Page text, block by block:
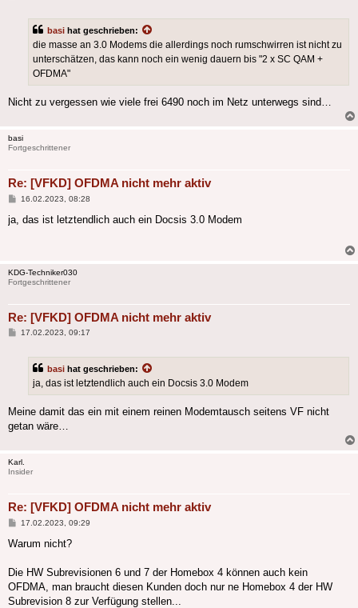
basi hat geschrieben:
die masse an 3.0 Modems die allerdings noch rumschwirren ist nicht zu
unterschätzen, das kann noch ein wenig dauern bis "2 x SC QAM +
OFDMA"
Nicht zu vergessen wie viele frei 6490 noch im Netz unterwegs sind…
basi
Fortgeschrittener
Re: [VFKD] OFDMA nicht mehr aktiv
Beitrag
16.02.2023, 08:28
ja, das ist letztendlich auch ein Docsis 3.0 Modem
KDG-Techniker030
Fortgeschrittener
Re: [VFKD] OFDMA nicht mehr aktiv
Beitrag
17.02.2023, 09:17
basi hat geschrieben:
ja, das ist letztendlich auch ein Docsis 3.0 Modem
Meine damit das ein mit einem reinen Modemtausch seitens VF nicht
getan wäre…
Karl.
Insider
Re: [VFKD] OFDMA nicht mehr aktiv
Beitrag
17.02.2023, 09:29
Warum nicht?
Die HW Subrevisionen 6 und 7 der Homebox 4 können auch kein
OFDMA, man braucht diesen Kunden doch nur ne Homebox 4 der HW
Subrevision 8 zur Verfügung stellen...